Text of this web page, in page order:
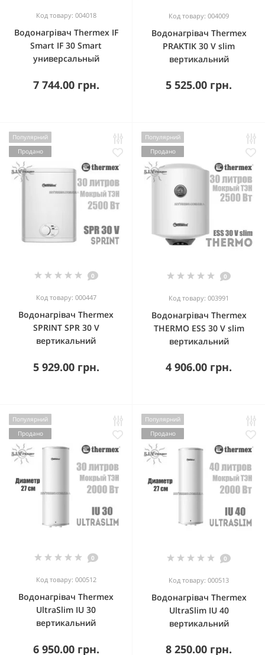
Код товару: 004018
Водонагрівач Thermex IF
Smart IF 30 Smart
универсальный
7 744.00 грн.
Код товару: 004009
Водонагрівач Thermex
PRAKTIK 30 V slim
вертикальний
5 525.00 грн.
Популярний
Продано
0
Код товару: 000447
Водонагрівач Thermex
SPRINT SPR 30 V
вертикальний
5 929.00 грн.
Популярний
Продано
0
Код товару: 003991
Водонагрівач Thermex
THERMO ESS 30 V slim
вертикальний
4 906.00 грн.
Популярний
Продано
0
Код товару: 000512
Водонагрівач Thermex
UltraSlim IU 30
вертикальний
6 950.00 грн.
Популярний
Продано
0
Код товару: 000513
Водонагрівач Thermex
UltraSlim IU 40
вертикальний
8 250.00 грн.